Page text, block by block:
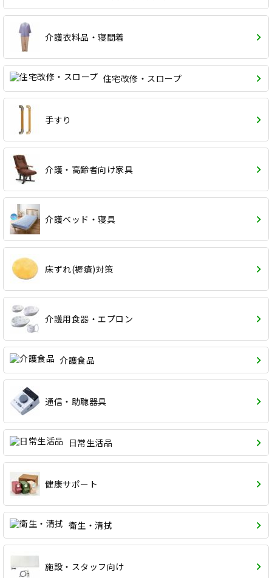
介護衣料品・寝間着
住宅改修・スロープ
手すり
介護・高齢者向け家具
介護ベッド・寝具
床ずれ(褥瘡)対策
介護用食器・エプロン
介護食品
通信・助聴器具
日常生活品
健康サポート
衛生・清拭
施設・スタッフ向け